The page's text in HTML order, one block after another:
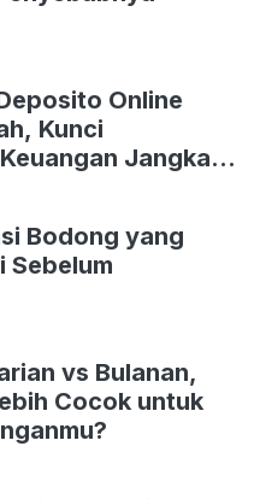
Online
Kunci
Jangka
Bodong yang
Sebelum
vs Bulanan,
Cocok untuk